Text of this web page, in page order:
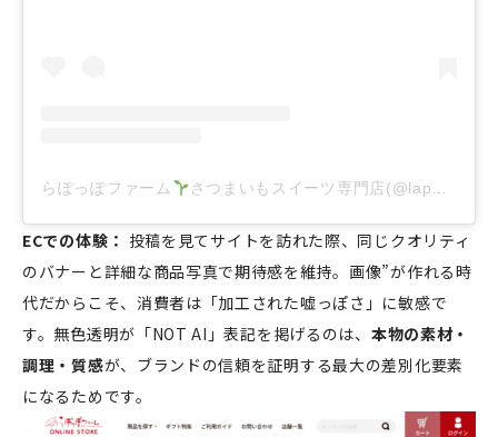
らぽっぽファーム さつまいもスイーツ専門店(@lapoppofarm_oimo)がシェアした投稿
ECでの体験： 投稿を見てサイトを訪れた際、同じクオリティ
のバナーと詳細な商品写真で期待感を維持。画像”が作れる時
代だからこそ、消費者は「加工された嘘っぽさ」に敏感で
す。無色透明が「NOT AI」表記を掲げるのは、 本物の素材・
調理・質感が、ブランドの信頼を証明する最大の差別化要素
になるためです。